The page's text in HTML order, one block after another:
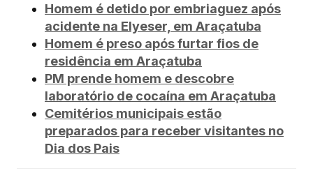
Homem é detido por embriaguez após
acidente na Elyeser, em Araçatuba
Homem é preso após furtar fios de
residência em Araçatuba
PM prende homem e descobre
laboratório de cocaína em Araçatuba
Cemitérios municipais estão
preparados para receber visitantes no
Dia dos Pais